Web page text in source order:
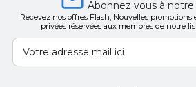
Abonnez vous à
Recevez nos offres Flash, Nouvelles
privées réservées aux membres de notre